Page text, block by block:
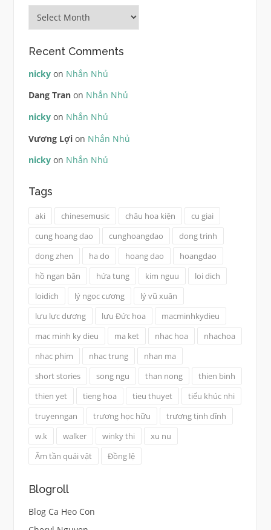
Recent Comments
nickyon Nhắn Nhủ
Dang Tranon Nhắn Nhủ
nickyon Nhắn Nhủ
Vương Lợion Nhắn Nhủ
nickyon Nhắn Nhủ
Tags
aki chinesemusic châu hoa kiện
cu giai
cung hoang dao
cunghoangdao
dong trinh
dong zhen
ha do hoang dao
hoangdao
hồ ngạn bân
hứa tung kim nguu
loi dich
loidich
lý ngọc cương
lý vũ xuân
lưu lực dương
lưu Đức hoa
macminhkydieu
mac minh ky dieu
ma ket nhac hoa
nhachoa
nhac phim
nhac trung
nhan ma
short stories
song ngu than nong
thien binh
thien yet
tieng hoa tieu thuyet
tiểu khúc nhi
truyenngan
trương học hữu
trương tịnh dĩnh
w.k
walker winky thi
xu nu
Âm tần quái vật
Đồng lệ
Blogroll
Blog Ca Heo Con